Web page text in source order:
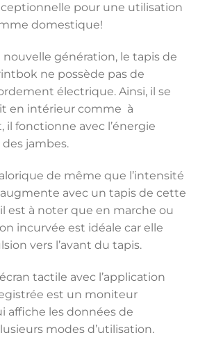
pour une utilisation
domestique!
nouvelle génération, le tapis de
ne possède pas de
électrique. Ainsi, il se
en intérieur comme à
il fonctionne avec l’énergie
jambes.
de même que l’intensité
avec un tapis de cette
est à noter que en marche ou
incurvée est idéale car elle
vers l’avant du tapis.
tactile avec l’application
est un moniteur
affiche les données de
modes d’utilisation.